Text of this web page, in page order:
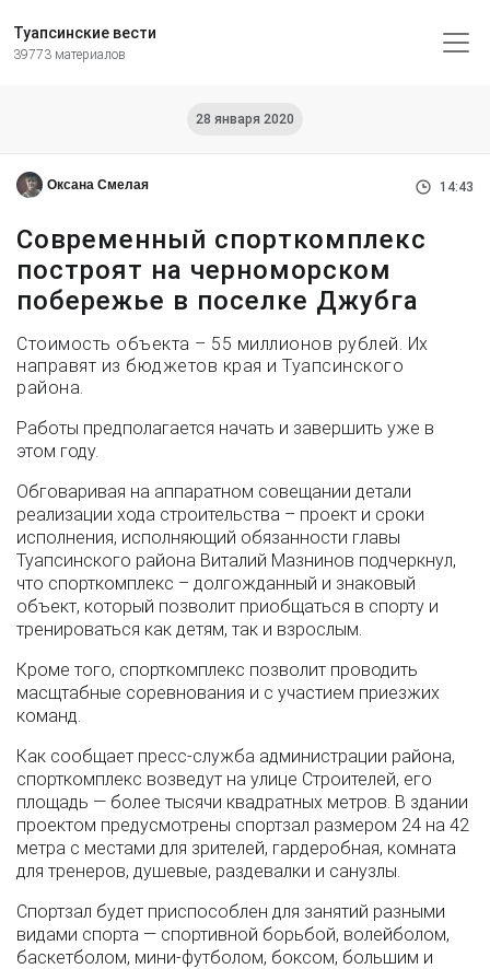
Туапсинские вести
39773 материалов
28 января 2020
Оксана Смелая 14:43
Современный спорткомплекс
построят на черноморском
побережье в поселке Джубга
Стоимость объекта – 55 миллионов рублей. Их
направят из бюджетов края и Туапсинского
района.
Работы предполагается начать и завершить уже в
этом году.
Обговаривая на аппаратном совещании детали
реализации хода строительства – проект и сроки
исполнения, исполняющий обязанности главы
Туапсинского района Виталий Мазнинов подчеркнул,
что спорткомплекс – долгожданный и знаковый
объект, который позволит приобщаться в спорту и
тренироваться как детям, так и взрослым.
Кроме того, спорткомплекс позволит проводить
масщтабные соревнования и с участием приезжих
команд.
Как сообщает пресс-служба администрации района,
спорткомплекс возведут на улице Строителей, его
площадь — более тысячи квадратных метров. В здании
проектом предусмотрены спортзал размером 24 на 42
метра с местами для зрителей, гардеробная, комната
для тренеров, душевые, раздевалки и санузлы.
Спортзал будет приспособлен для занятий разными
видами спорта — спортивной борьбой, волейболом,
баскетболом, мини-футболом, боксом, большим и